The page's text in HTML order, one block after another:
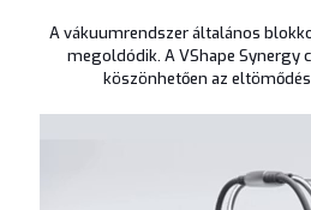
A vákuumrendszer általános
megoldódik. A VShape Synergy
köszönhetően az